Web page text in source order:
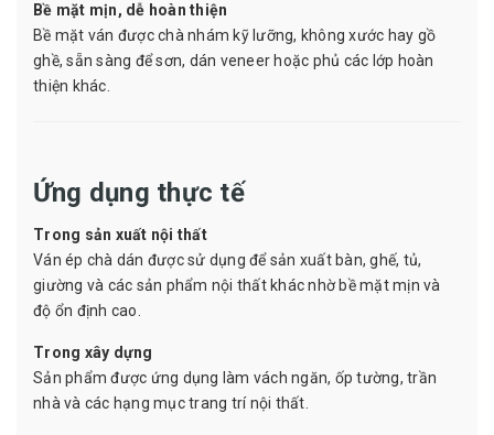
Bề mặt mịn, dễ hoàn thiện
Bề mặt ván được chà nhám kỹ lưỡng, không xước hay gồ
ghề, sẵn sàng để sơn, dán veneer hoặc phủ các lớp hoàn
thiện khác.
Ứng dụng thực tế
Trong sản xuất nội thất
Ván ép chà dán được sử dụng để sản xuất bàn, ghế, tủ,
giường và các sản phẩm nội thất khác nhờ bề mặt mịn và
độ ổn định cao.
Trong xây dựng
Sản phẩm được ứng dụng làm vách ngăn, ốp tường, trần
nhà và các hạng mục trang trí nội thất.